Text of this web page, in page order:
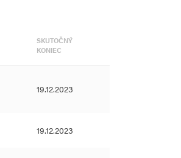
SKUTOČNÝ
KONIEC
19.12.2023
19.12.2023